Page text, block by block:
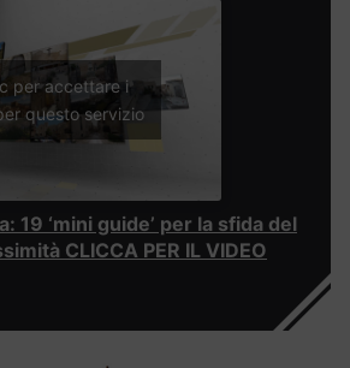
per accettare i
questo servizio
19 ‘mini guide’ per la sfida del
CLICCA PER IL VIDEO